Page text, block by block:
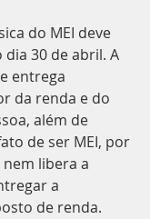
do MEI deve
30 de abril. A
entrega
da renda e do
além de
de ser MEI, por
libera a
a
de renda.